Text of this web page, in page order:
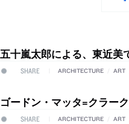
五十嵐太郎による、東近美
SHARE ARCHITECTURE ART
ゴードン・マッタ=クラー
SHARE ARCHITECTURE ART